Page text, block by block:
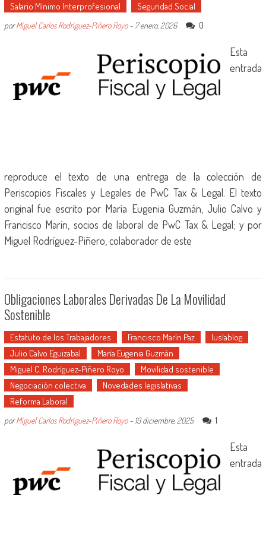
Salario Mínimo Interprofesional
Seguridad Social
porMiguel Carlos Rodríguez-Piñero Royo- 7 enero, 2026 0
Esta
entrada
reproduce el texto de una entrega de la colección de
Periscopios Fiscales y Legales de PwC Tax & Legal. El texto
original fue escrito por María Eugenia Guzmán, Julio Calvo y
Francisco Marín, socios de laboral de PwC Tax & Legal; y por
Miguel Rodríguez-Piñero, colaborador de este
Obligaciones Laborales Derivadas De La Movilidad
Sostenible
Estatuto de los Trabajadores Francisco Marín Paz
Iuslablog
Julio Calvo Eguizabal
María Eugenia Guzmán
Miguel C. Rodríguez-Piñero Royo
Movilidad sostenible
Negociación colectiva
Novedades legislativas
Reforma Laboral
porMiguel Carlos Rodríguez-Piñero Royo- 19 diciembre, 2025 1
Esta
entrada